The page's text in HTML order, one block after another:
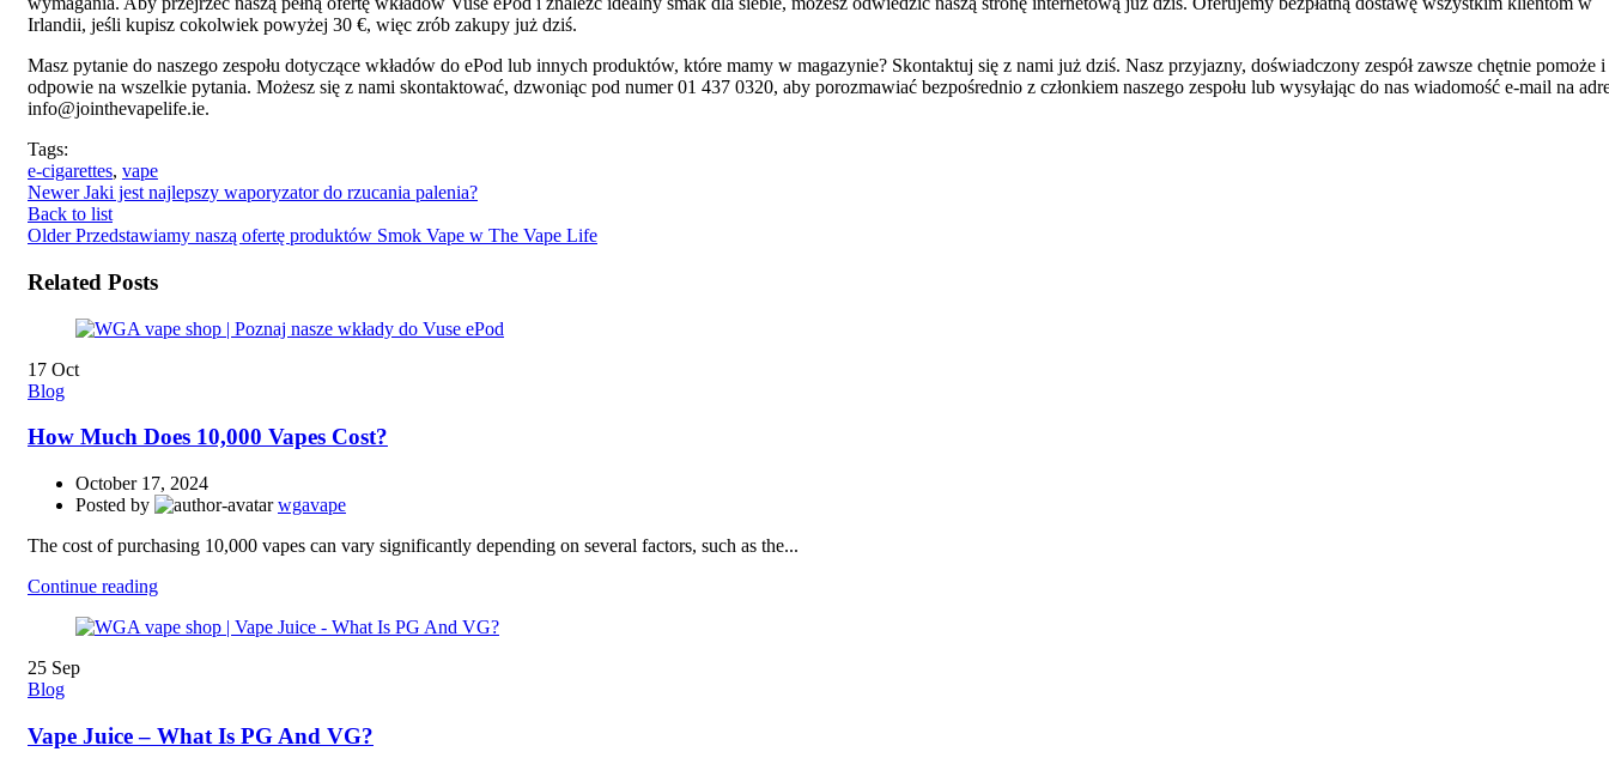
Irlandii, jeśli kupisz cokolwiek powyżej 30 €, więc zrób zakupy już dziś.
Masz pytanie do naszego zespołu dotyczące wkładów do ePod lub innych produktów, które mamy w magazynie? Skontaktuj się z nami już dziś. Nasz przyjazny, doświadczony zespół zawsze chętnie pomoże i
odpowie na wszelkie pytania. Możesz się z nami skontaktować, dzwoniąc pod numer 01 437 0320, aby porozmawiać bezpośrednio z członkiem naszego zespołu lub wysyłając do nas wiadomość e-mail na
info@jointhevapelife.ie.
Tags:
e-cigarettes, vape
Newer Jaki jest najlepszy waporyzator do rzucania palenia?
Back to list
Older Przedstawiamy naszą ofertę produktów Smok Vape w The Vape Life
Related Posts
17 Oct
Blog
How Much Does 10,000 Vapes Cost?
October 17, 2024
Posted by
wgavape
The cost of purchasing 10,000 vapes can vary significantly depending on several factors, such as the...
Continue reading
25 Sep
Blog
Vape Juice – What Is PG And VG?